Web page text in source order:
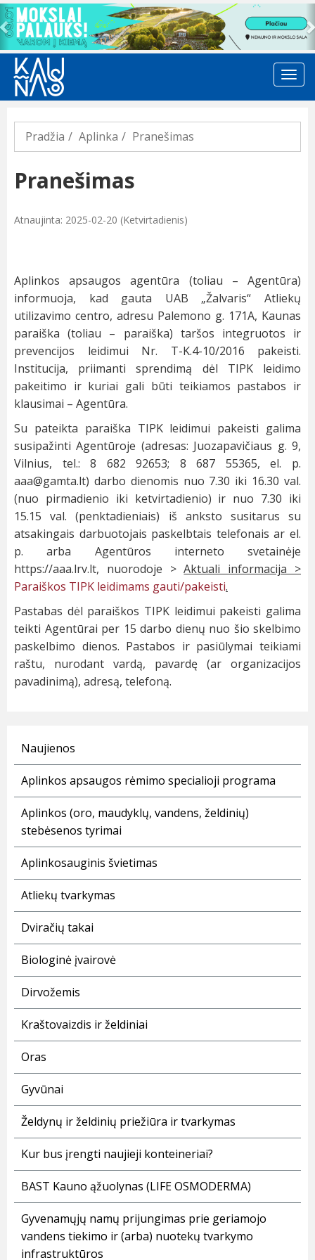
Previous
Pradžia Aplinka Pranešimas
Pranešimas
Atnaujinta: 2025-02-20 (Ketvirtadienis)
Aplinkos apsaugos agentūra (toliau – Agentūra)
informuoja, kad gauta UAB „Žalvaris“ Atliekų
utilizavimo centro, adresu Palemono g. 171A, Kaunas
paraiška (toliau – paraiška) taršos integruotos ir
prevencijos leidimui Nr. T-K.4-10/2016 pakeisti.
Institucija, priimanti sprendimą dėl TIPK leidimo
pakeitimo ir kuriai gali būti teikiamos pastabos ir
klausimai – Agentūra.
Su pateikta paraiška TIPK leidimui pakeisti galima
susipažinti Agentūroje (adresas: Juozapavičiaus g. 9,
Vilnius, tel.: 8 682 92653; 8 687 55365, el. p.
aaa@gamta.lt) darbo dienomis nuo 7.30 iki 16.30 val.
(nuo pirmadienio iki ketvirtadienio) ir nuo 7.30 iki
15.15 val. (penktadieniais) iš anksto susitarus su
atsakingais darbuotojais paskelbtais telefonais ar el.
p. arba Agentūros interneto svetainėje
https://aaa.lrv.lt, nuorodoje >Aktuali informacija >
Paraiškos TIPK leidimams gauti/pakeisti.
Pastabas dėl paraiškos TIPK leidimui pakeisti galima
teikti Agentūrai per 15 darbo dienų nuo šio skelbimo
paskelbimo dienos. Pastabos ir pasiūlymai teikiami
raštu, nurodant vardą, pavardę (ar organizacijos
pavadinimą), adresą, telefoną.
Naujienos
Aplinkos apsaugos rėmimo specialioji programa
Aplinkos (oro, maudyklų, vandens, želdinių)
stebėsenos tyrimai
Aplinkosauginis švietimas
Atliekų tvarkymas
Dviračių takai
Biologinė įvairovė
Dirvožemis
Kraštovaizdis ir želdiniai
Oras
Gyvūnai
Želdynų ir želdinių priežiūra ir tvarkymas
Kur bus įrengti naujieji konteineriai?
BAST Kauno ąžuolynas (LIFE OSMODERMA)
Gyvenamųjų namų prijungimas prie geriamojo
vandens tiekimo ir (arba) nuotekų tvarkymo
infrastruktūros